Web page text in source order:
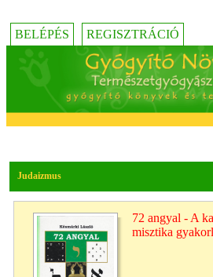
BELÉPÉS REGISZTRÁCIÓ
Judaizmus
72 angyal - A
misztika